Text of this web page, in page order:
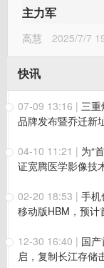
主力军
高慧 2025/7/7
快讯
07-09 13:16 | 三
品牌发布暨乔迁新
04-10 11:21 | 为“
证宽腾医学影像技
02-20 18:53 | 手机
移动版HBM，预
12-30 16:40 | 国
启，复制长江存储